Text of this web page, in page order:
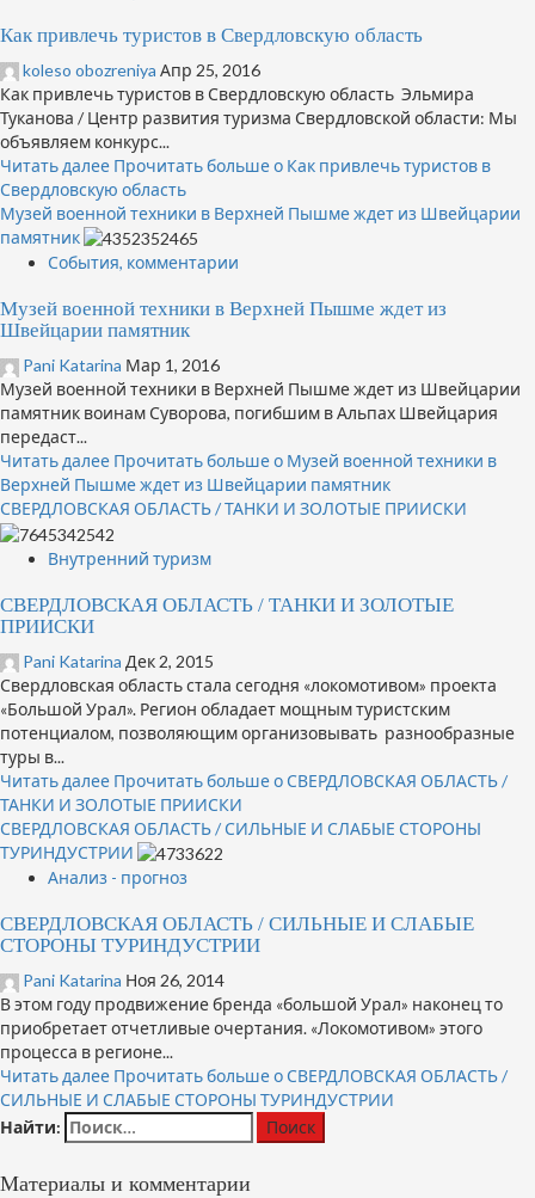
Как привлечь туристов в Свердловскую область
koleso obozreniya Апр 25, 2016
Как привлечь туристов в Свердловскую область Эльмира
Туканова / Центр развития туризма Свердловской области: Мы
объявляем конкурс...
Читать далее Прочитать больше о Как привлечь туристов в
Свердловскую область
Музей военной техники в Верхней Пышме ждет из Швейцарии
памятник
События, комментарии
Музей военной техники в Верхней Пышме ждет из
Швейцарии памятник
Pani Katarina Мар 1, 2016
Музей военной техники в Верхней Пышме ждет из Швейцарии
памятник воинам Суворова, погибшим в Альпах Швейцария
передаст...
Читать далее Прочитать больше о Музей военной техники в
Верхней Пышме ждет из Швейцарии памятник
СВЕРДЛОВСКАЯ ОБЛАСТЬ / ТАНКИ И ЗОЛОТЫЕ ПРИИСКИ
Внутренний туризм
СВЕРДЛОВСКАЯ ОБЛАСТЬ / ТАНКИ И ЗОЛОТЫЕ
ПРИИСКИ
Pani Katarina Дек 2, 2015
Свердловская область стала сегодня «локомотивом» проекта
«Большой Урал». Регион обладает мощным туристским
потенциалом, позволяющим организовывать разнообразные
туры в...
Читать далее Прочитать больше о СВЕРДЛОВСКАЯ ОБЛАСТЬ /
ТАНКИ И ЗОЛОТЫЕ ПРИИСКИ
СВЕРДЛОВСКАЯ ОБЛАСТЬ / СИЛЬНЫЕ И СЛАБЫЕ СТОРОНЫ
ТУРИНДУСТРИИ
Анализ - прогноз
СВЕРДЛОВСКАЯ ОБЛАСТЬ / СИЛЬНЫЕ И СЛАБЫЕ
СТОРОНЫ ТУРИНДУСТРИИ
Pani Katarina Ноя 26, 2014
В этом году продвижение бренда «большой Урал» наконец то
приобретает отчетливые очертания. «Локомотивом» этого
процесса в регионе...
Читать далее Прочитать больше о СВЕРДЛОВСКАЯ ОБЛАСТЬ /
СИЛЬНЫЕ И СЛАБЫЕ СТОРОНЫ ТУРИНДУСТРИИ
Найти:
Материалы и комментарии